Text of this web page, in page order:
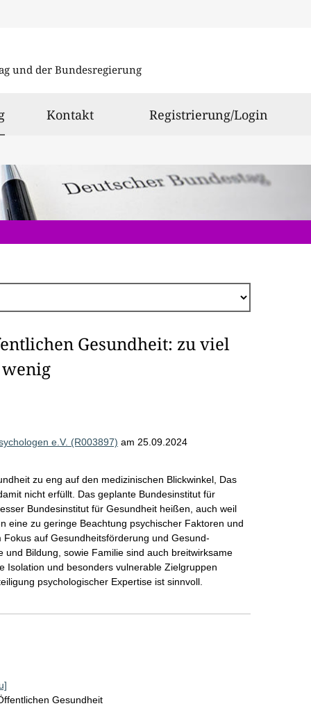
und der Bundesregierung
ausgewählt
Kontakt Registrierung/Login
Gesundheit: zu viel
e.V. (R003897) am 25.09.2024
zu eng auf den medizinischen Blickwinkel, Das
nicht erfüllt. Das geplante Bundesinstitut für
Bundesinstitut für Gesundheit heißen, auch weil
eine zu geringe Beachtung psychischer Faktoren und
auf Gesundheitsförderung und Gesund-
Bildung, sowie Familie sind auch breitwirksame
Isolation und besonders vulnerable Zielgruppen
psychologischer Expertise ist sinnvoll.
Gesundheit